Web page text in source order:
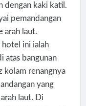
dengan kaki katil.
pemandangan
arah laut.
ini ialah
atas bangunan
kolam renangnya
yang
laut. Di